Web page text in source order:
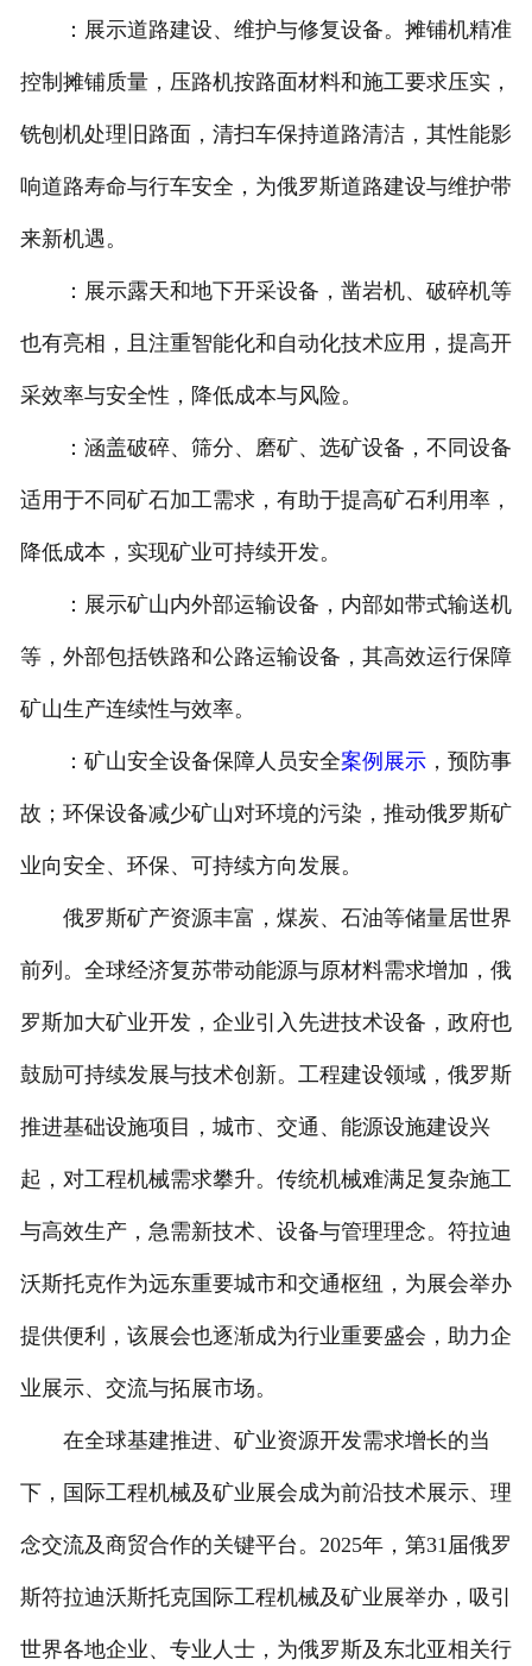
：展示道路建设、维护与修复设备。摊铺机精准
控制摊铺质量，压路机按路面材料和施工要求压实，
铣刨机处理旧路面，清扫车保持道路清洁，其性能影
响道路寿命与行车安全，为俄罗斯道路建设与维护带
来新机遇。
：展示露天和地下开采设备，凿岩机、破碎机等
也有亮相，且注重智能化和自动化技术应用，提高开
采效率与安全性，降低成本与风险。
：涵盖破碎、筛分、磨矿、选矿设备，不同设备
适用于不同矿石加工需求，有助于提高矿石利用率，
降低成本，实现矿业可持续开发。
：展示矿山内外部运输设备，内部如带式输送机
等，外部包括铁路和公路运输设备，其高效运行保障
矿山生产连续性与效率。
：矿山安全设备保障人员安全案例展示，预防事
故；环保设备减少矿山对环境的污染，推动俄罗斯矿
业向安全、环保、可持续方向发展。
俄罗斯矿产资源丰富，煤炭、石油等储量居世界
前列。全球经济复苏带动能源与原材料需求增加，俄
罗斯加大矿业开发，企业引入先进技术设备，政府也
鼓励可持续发展与技术创新。工程建设领域，俄罗斯
推进基础设施项目，城市、交通、能源设施建设兴
起，对工程机械需求攀升。传统机械难满足复杂施工
与高效生产，急需新技术、设备与管理理念。符拉迪
沃斯托克作为远东重要城市和交通枢纽，为展会举办
提供便利，该展会也逐渐成为行业重要盛会，助力企
业展示、交流与拓展市场。
在全球基建推进、矿业资源开发需求增长的当
下，国际工程机械及矿业展会成为前沿技术展示、理
念交流及商贸合作的关键平台。2025年，第31届俄罗
斯符拉迪沃斯托克国际工程机械及矿业展举办，吸引
世界各地企业、专业人士，为俄罗斯及东北亚相关行